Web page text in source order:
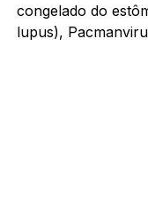
congelado do
lupus),